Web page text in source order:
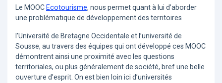
Le MOOC Ecotourisme, nous permet quant à lui d’aborder
une problématique de développement des territoires
l’Université de Bretagne Occidentale et l’université de
Sousse, au travers des équipes qui ont développé ces MOOC
démontrent ainsi une proximité avec les questions
territoriales, ou plus généralement de société, bref une belle
ouverture d’esprit. On est bien loin ici d’universités